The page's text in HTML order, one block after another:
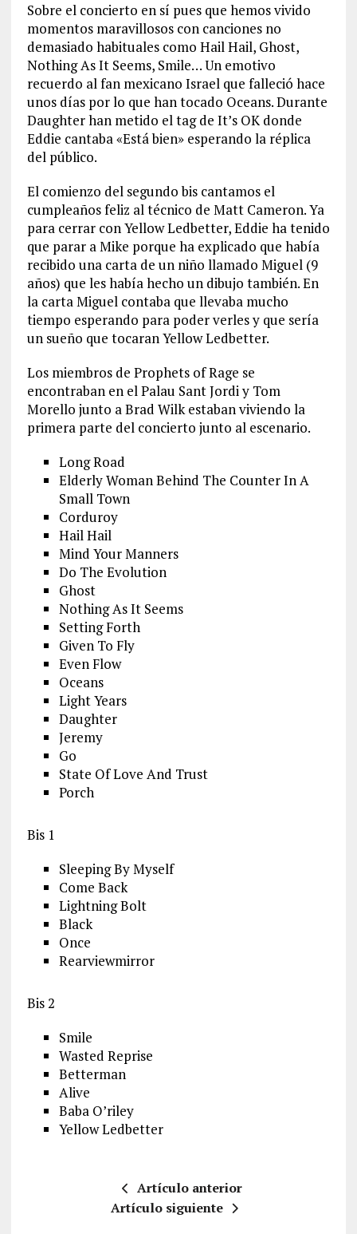
Sobre el concierto en sí pues que hemos vivido
momentos maravillosos con canciones no
demasiado habituales como Hail Hail, Ghost,
Nothing As It Seems, Smile… Un emotivo
recuerdo al fan mexicano Israel que falleció hace
unos días por lo que han tocado Oceans. Durante
Daughter han metido el tag de It’s OK donde
Eddie cantaba «Está bien» esperando la réplica
del público.
El comienzo del segundo bis cantamos el
cumpleaños feliz al técnico de Matt Cameron. Ya
para cerrar con Yellow Ledbetter, Eddie ha tenido
que parar a Mike porque ha explicado que había
recibido una carta de un niño llamado Miguel (9
años) que les había hecho un dibujo también. En
la carta Miguel contaba que llevaba mucho
tiempo esperando para poder verles y que sería
un sueño que tocaran Yellow Ledbetter.
Los miembros de Prophets of Rage se
encontraban en el Palau Sant Jordi y Tom
Morello junto a Brad Wilk estaban viviendo la
primera parte del concierto junto al escenario.
Long Road
Elderly Woman Behind The Counter In A
Small Town
Corduroy
Hail Hail
Mind Your Manners
Do The Evolution
Ghost
Nothing As It Seems
Setting Forth
Given To Fly
Even Flow
Oceans
Light Years
Daughter
Jeremy
Go
State Of Love And Trust
Porch
Bis 1
Sleeping By Myself
Come Back
Lightning Bolt
Black
Once
Rearviewmirror
Bis 2
Smile
Wasted Reprise
Betterman
Alive
Baba O’riley
Yellow Ledbetter
Artículo anterior
Artículo siguiente